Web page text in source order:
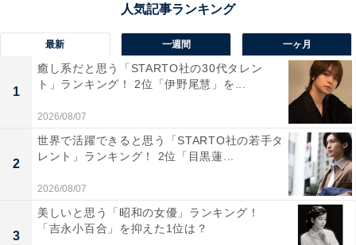
自由回答には、「年齢的に王妃を演じられそうなのと、
美貌と演技力があるから（50代女性）」「凛としたオー
ラとスクリーン映えが素晴らしいので（30代女性）」な
ど、天海さんの演技力と美しい雰囲気に言及するコメン
トが多く見られました。
※回答者コメントは原文ママです
＞4位までの全ランキング結果を見る
この記事の筆者：てらこ
最新 一週間 一ヶ月
1
癒し系だと思う「STARTO社の30代タレン
ト」ランキング！ 2位「伊野尾慧」を...
2026/08/07
2
世界で活躍できると思う「STARTO社の若手タ
レント」ランキング！ 2位「目黒蓮...
2026/08/07
3
美しいと思う「昭和の女優」ランキング！
「吉永小百合」を抑えた1位は？